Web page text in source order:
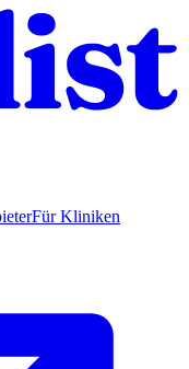
Für Kliniken